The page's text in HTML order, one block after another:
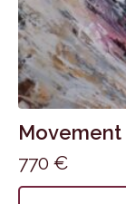
Movement
770 €